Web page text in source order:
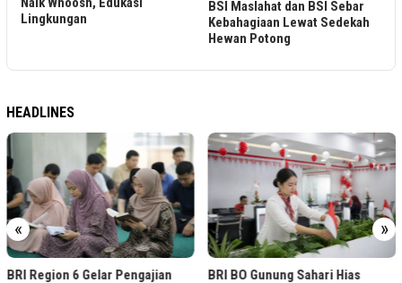
Lingkungan
BSI Maslahat dan BSI Sebar
Kebahagiaan Lewat Sedekah
Hewan Potong
HEADLINES
« »
BRI Region 6 Gelar Pengajian
BRI BO Gunung Sahari Hias